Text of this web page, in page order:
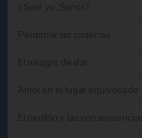
¿Seré yo, Señor?
Perdonar sin cadenas
El milagro de dar
Amor en el lugar equivocado
El perdón y las consecuencias